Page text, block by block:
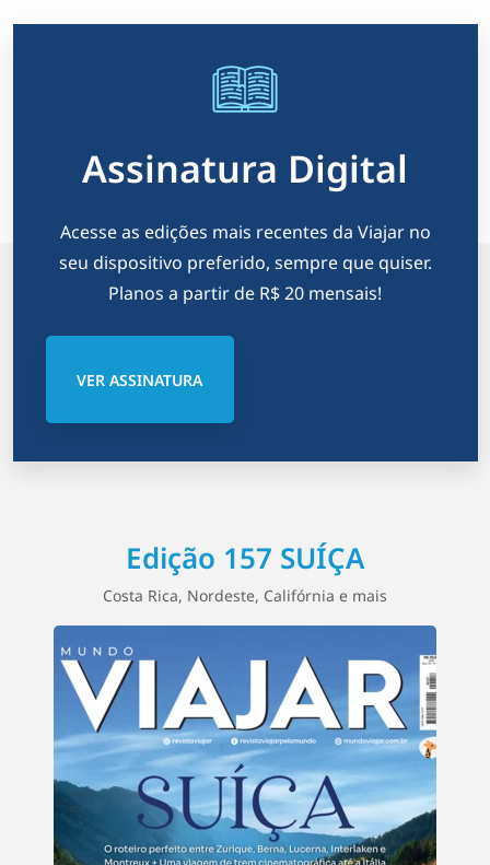
Assinatura Digital
Acesse as edições mais recentes da Viajar no
seu dispositivo preferido, sempre que quiser.
Planos a partir de R$ 20 mensais!
VER ASSINATURA
Edição 157 SUÍÇA
Costa Rica, Nordeste, Califórnia e mais